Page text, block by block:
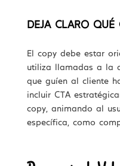
DEJA CLARO QUÉ
El copy debe estar
utiliza llamadas a la
que guíen al cliente
incluir CTA
copy, animando al
específica, como